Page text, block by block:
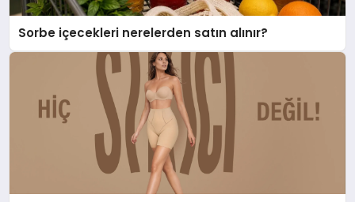
Sorbe içecekleri nerelerden satın alınır?